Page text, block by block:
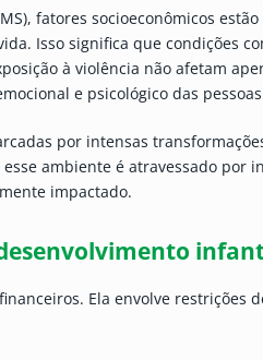
fatores socioeconômicos
Isso significa que condições
à violência não afetam
e psicológico das
por intensas
ambiente é atravessado por
impactado.
Ela envolve restrições